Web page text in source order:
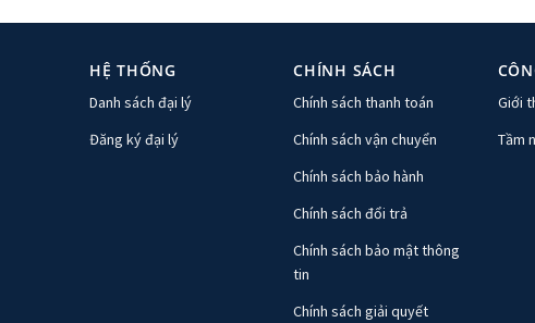
HỆ THỐNG
Danh sách đại lý
Đăng ký đại lý
CHÍNH SÁCH
Chính sách thanh toán
Chính sách vận chuyển
Chính sách bảo hành
Chính sách đổi trả
Chính sách bảo mật thông
tin
Chính sách giải quyết
Giới
Tầm